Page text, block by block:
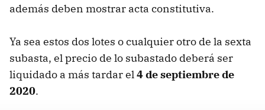
además deben mostrar acta constitutiva.
Ya sea estos dos lotes o cualquier otro de la sexta
subasta, el precio de lo subastado deberá ser
liquidado a más tardar el4 de septiembre de
2020.